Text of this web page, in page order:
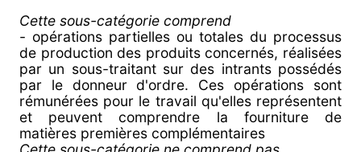
Cette sous-catégorie comprend
- opérations partielles ou totales du processus
de production des produits concernés, réalisées
par un sous-traitant sur des intrants possédés
par le donneur d'ordre. Ces opérations sont
rémunérées pour le travail qu'elles représentent
et peuvent comprendre la fourniture de
matières premières complémentaires